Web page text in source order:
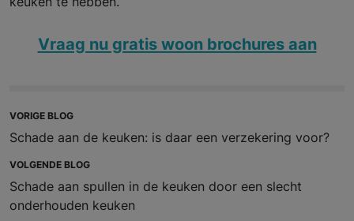
Vraag nu gratis woon brochures aan
VORIGE BLOG
Schade aan de keuken: is daar een verzekering voor?
VOLGENDE BLOG
Schade aan spullen in de keuken door een slecht
onderhouden keuken